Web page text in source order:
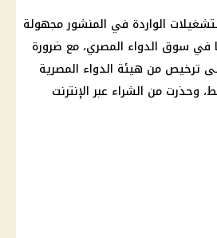
الواردة في المنشور مجهولة
في سوق الدواء المصري، مع ضرورة
ترخيص من هيئة الدواء المصرية
وحذرت من الشراء عبر الإنترنت